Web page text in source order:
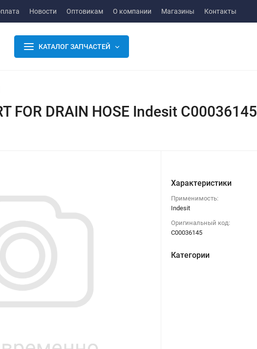
Новости Оптовикам О компании Магазины Контакты
КАТАЛОГ ЗАПЧАСТЕЙ
FOR DRAIN HOSE Indesit C00036145
Характеристики
Применимость:
Indesit
Оригинальный код:
C00036145
Категории